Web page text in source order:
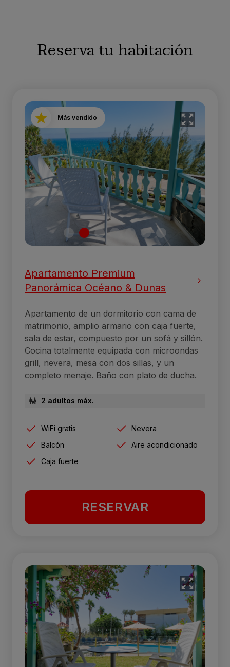
Reserva tu habitación
Más vendido
Apartamento Premium
Panorámica Océano & Dunas
Apartamento de un dormitorio con cama de
matrimonio, amplio armario con caja fuerte,
sala de estar, compuesto por un sofá y sillón.
Cocina totalmente equipada con microondas
grill, nevera, mesa con dos sillas, y un
completo menaje. Baño con plato de ducha.
2 adultos máx.
WiFi gratis
Nevera
Balcón
Aire acondicionado
Caja fuerte
RESERVAR